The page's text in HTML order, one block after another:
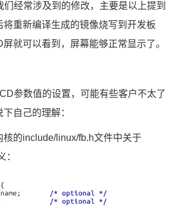
们经常涉及到的修改，主要是以上提到
将重新编译生成的镜像烧写到开发板
就可以看到，屏幕能够正常显示了。
参数值的设置，可能有些客户不太了
自己的理解：
核的include/linux/fb.h文件中关于
：